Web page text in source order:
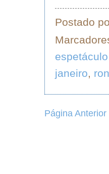
Postado
espetáculo
janeiro,
Página Anterior